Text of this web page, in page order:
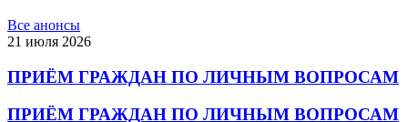
Все анонсы
21 июля 2026
ПРИЁМ ГРАЖДАН ПО ЛИЧНЫМ ВОПРОСАМ
ПРИЁМ ГРАЖДАН ПО ЛИЧНЫМ ВОПРОСАМ